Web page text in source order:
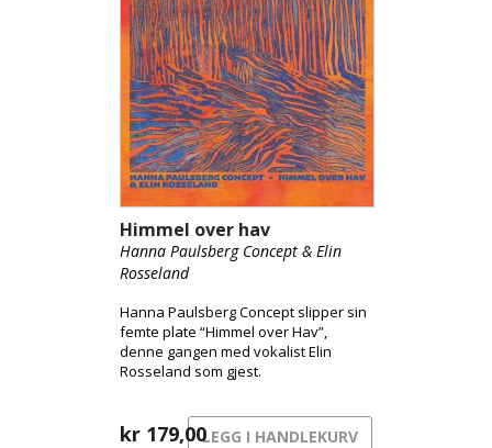
Himmel over hav
Hanna Paulsberg Concept & Elin
Rosseland
Hanna Paulsberg Concept slipper sin
femte plate “Himmel over Hav”,
denne gangen med vokalist Elin
Rosseland som gjest.
kr 179,00LEGG I HANDLEKURV